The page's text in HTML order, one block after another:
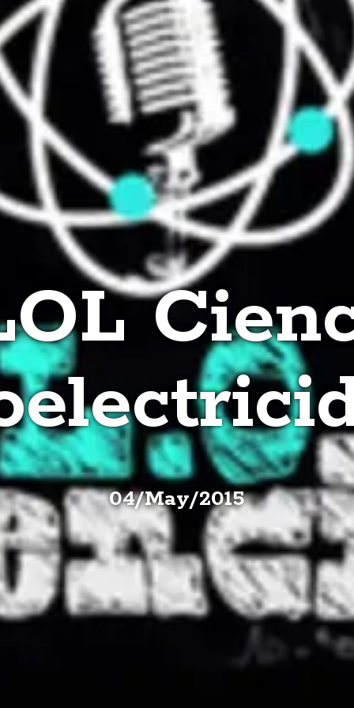
04/May/2015